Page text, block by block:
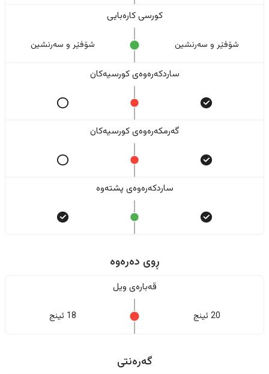
کورسی کارەبایی
شۆفێر و سەرنشین شۆفێر و سەرنشین
ساردکەرەوەی کورسیەکان
گەرمکەرەوەی کورسیەکان
ساردکەرەوەی پشتەوە
ڕوی دەرەوە
قەبارەی ویل
20 ئینج 18 ئینج
گەرەنتی